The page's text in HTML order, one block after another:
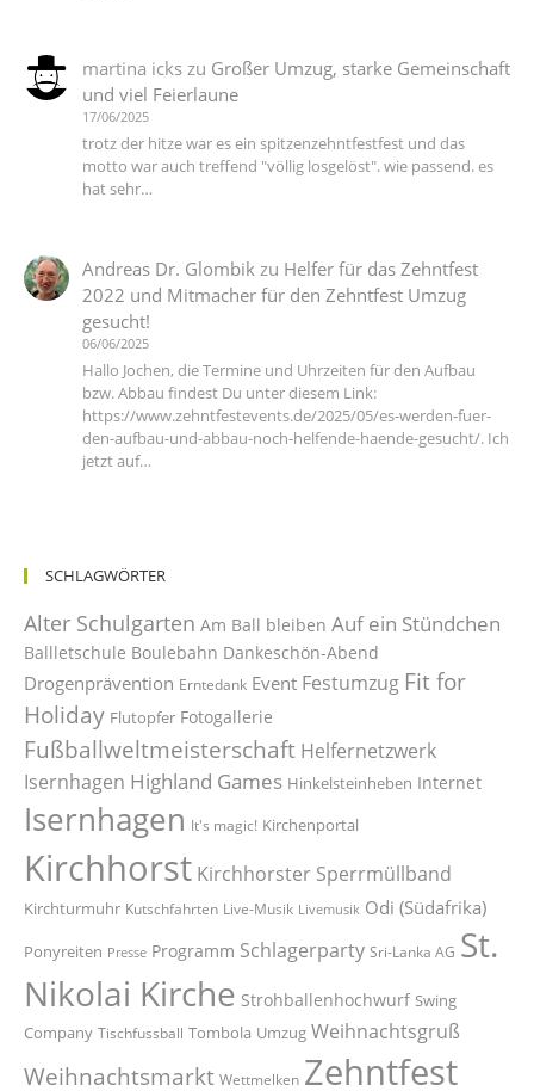
martina ickszu Großer Umzug, starke Gemeinschaft
und viel Feierlaune
17/06/2025
trotz der hitze war es ein spitzenzehntfestfest und das
motto war auch treffend "völlig losgelöst". wie passend. es
hat sehr…
Andreas Dr. Glombikzu Helfer für das Zehntfest
2022 und Mitmacher für den Zehntfest Umzug
gesucht!
06/06/2025
Hallo Jochen, die Termine und Uhrzeiten für den Aufbau
bzw. Abbau findest Du unter diesem Link:
https://www.zehntfestevents.de/2025/05/es-werden-fuer-
den-aufbau-und-abbau-noch-helfende-haende-gesucht/. Ich
jetzt auf…
SCHLAGWÖRTER
Alter Schulgarten Am Ball bleiben Auf ein Stündchen
Ballletschule Boulebahn Dankeschön-Abend
Drogenprävention Erntedank Event Festumzug Fit for
Holiday Flutopfer Fotogallerie
Fußballweltmeisterschaft Helfernetzwerk
Isernhagen Highland Games Hinkelsteinheben Internet
Isernhagen It's magic! Kirchenportal
Kirchhorst Kirchhorster Sperrmüllband
Kirchturmuhr Kutschfahrten Live-Musik Livemusik Odi (Südafrika)
Ponyreiten Presse Programm Schlagerparty Sri-Lanka AG St.
Nikolai Kirche Strohballenhochwurf Swing
Company Tischfussball Tombola Umzug Weihnachtsgruß
Weihnachtsmarkt Wettmelken Zehntfest